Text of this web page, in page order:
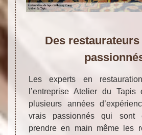
Des
Les experts en
l’entreprise Atelier du
plusieurs années
vrais passionnés qui sont
prendre en main même les